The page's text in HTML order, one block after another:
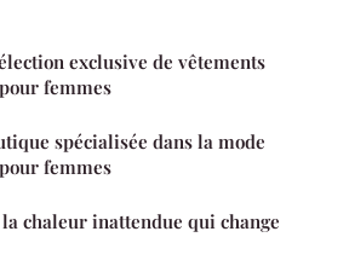
exclusive de vêtements
femmes
spécialisée dans la mode
femmes
chaleur inattendue qui change